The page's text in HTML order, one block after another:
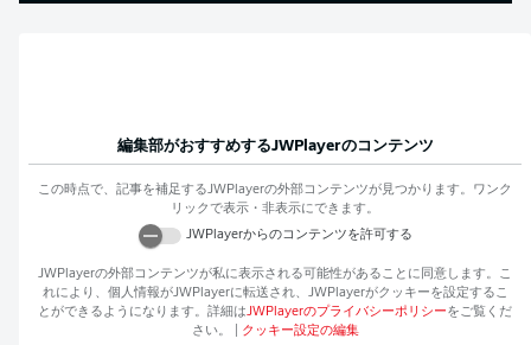
編集部がおすすめするJWPlayerのコンテンツ
この時点で、記事を補足するJWPlayerの外部コンテンツが見つかります。ワンク
リックで表示・非表示にできます。
JWPlayerからのコンテンツを許可する
JWPlayerの外部コンテンツが私に表示される可能性があることに同意します。こ
れにより、個人情報がJWPlayerに転送され、 JWPlayerがクッキーを設定するこ
とができるようになります。詳細はJWPlayerのプライバシーポリシーをご覧くだ
さい。
クッキー設定の編集